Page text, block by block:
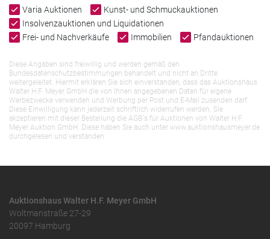
Varia Auktionen
Kunst- und Schmuckauktionen
Insolvenzauktionen und Liquidationen
Frei- und Nachverkäufe
Immobilien Pfandauktionen
Diese Angaben sind freiwillig und werden gemäß den
Bundesdatenschutzbestimmungen behandelt und nicht an Dritte
weitergeleitet. Hiermit erklären Sie sich einverstanden, dass das Auktionshaus
Walter H.F. Meyer GmbH die von Ihnen angegebenen Daten für eigene
Werbezwecke verwenden und Werbung per Post und E-Mail zusenden darf.
Diese Einwilligung kann jederzeit schriftlich widerrufen werden. Sie
akzeptieren mit dieser Bestellung die AGB`s für Auktionen von Walter H.F.
Meyer Auktion GmbH. Diese haben Sie auch unter www.auktionshausmeyer.de
durchgelesen und verstanden.
Auktionshaus Walter H.F. Meyer GmbH
Woltmanstraße 27-29
20097 Hamburg